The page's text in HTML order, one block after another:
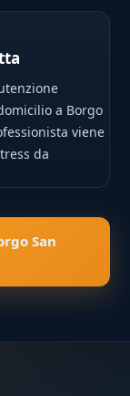
a Borgo
viene
da
San